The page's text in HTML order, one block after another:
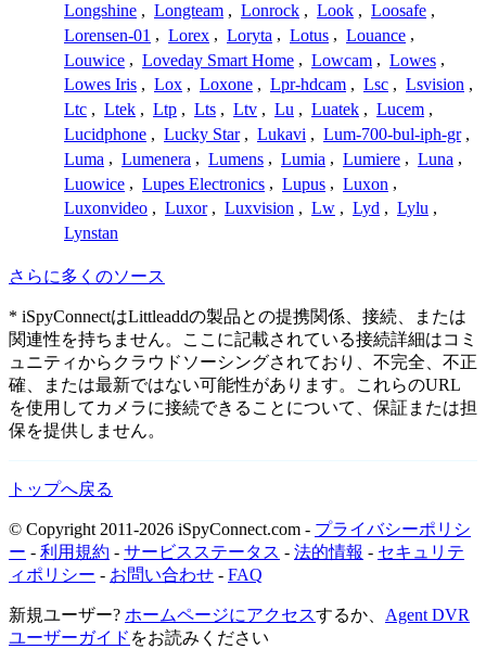
Longshine , Longteam , Lonrock , Look , Loosafe ,
Lorensen-01 , Lorex , Loryta , Lotus , Louance ,
Louwice , Loveday Smart Home , Lowcam , Lowes ,
Lowes Iris , Lox , Loxone , Lpr-hdcam , Lsc , Lsvision ,
Ltc , Ltek , Ltp , Lts , Ltv , Lu , Luatek , Lucem ,
Lucidphone , Lucky Star , Lukavi , Lum-700-bul-iph-gr ,
Luma , Lumenera , Lumens , Lumia , Lumiere , Luna ,
Luowice , Lupes Electronics , Lupus , Luxon ,
Luxonvideo , Luxor , Luxvision , Lw , Lyd , Lylu ,
Lynstan
さらに多くのソース
* iSpyConnectはLittleaddの製品との提携関係、接続、または
関連性を持ちません。ここに記載されている接続詳細はコミ
ュニティからクラウドソーシングされており、不完全、不正
確、または最新ではない可能性があります。これらのURL
を使用してカメラに接続できることについて、保証または担
保を提供しません。
トップへ戻る
© Copyright 2011-2026 iSpyConnect.com - プライバシーポリシ
ー - 利用規約 - サービスステータス - 法的情報 - セキュリテ
ィポリシー - お問い合わせ - FAQ
新規ユーザー? ホームページにアクセスするか、 Agent DVR
ユーザーガイド をお読みください